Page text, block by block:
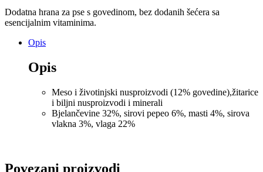
100
g
količina
Dodatna hrana za pse s govedinom, bez dodanih šećera sa
esencijalnim vitaminima.
Opis
Opis
Meso i životinjski nusproizvodi (12% govedine),žitarice
i biljni nusproizvodi i minerali
Bjelančevine 32%, sirovi pepeo 6%, masti 4%, sirova
vlakna 3%, vlaga 22%
Povezani proizvodi